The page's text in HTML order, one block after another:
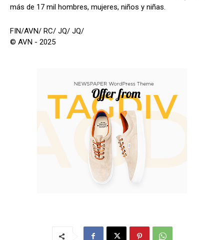
más de 17 mil hombres, mujeres, niños y niñas.
FIN/AVN/ RC/ JQ/ JQ/
© AVN - 2025